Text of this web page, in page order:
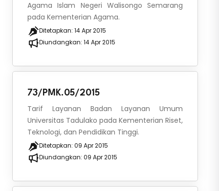
Agama Islam Negeri Walisongo Semarang
pada Kementerian Agama.
Ditetapkan: 14 Apr 2015
Diundangkan: 14 Apr 2015
73/PMK.05/2015
Tarif Layanan Badan Layanan Umum
Universitas Tadulako pada Kementerian Riset,
Teknologi, dan Pendidikan Tinggi.
Ditetapkan: 09 Apr 2015
Diundangkan: 09 Apr 2015